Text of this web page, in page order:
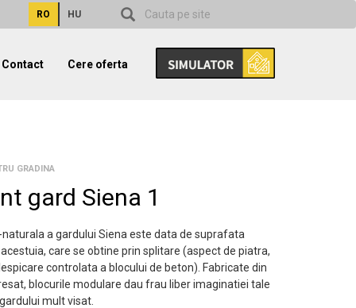
RO HU
Contact Cere oferta
GRADINA
gard Siena 1
naturala a gardului Siena este data de suprafata
care se obtine prin splitare (aspect de piatra,
controlata a blocului de beton). Fabricate din
blocurile modulare dau frau liber imaginatiei tale
mult visat.